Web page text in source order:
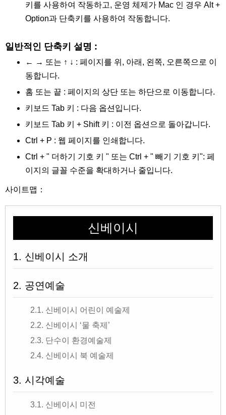
키를 사용하여 작동하고, 운영 체제가 Mac 인 경우 Alt +
Option과 단축키를 사용하여 작동합니다.
일반적인 단축키 설명 :
← → 또는 ↑ ↓ : 페이지를 위, 아래, 왼쪽, 오른쪽으로 이
동합니다.
홈 또는 끝 : 페이지의 상단 또는 하단으로 이동합니다.
키보드 Tab 키 : 다음 옵션입니다.
키보드 Tab 키 + Shift 키 : 이전 옵션으로 돌아갑니다.
Ctrl + P : 웹 페이지를 인쇄합니다.
Ctrl + " 더하기 기호 키 " 또는 Ctrl + " 빼기 기호 키": 페
이지의 글꼴 수준을 확대하거나 줄입니다.
사이트맵：
신베이시
1. 신베이시 소개
2. 공연예술
2.1. 신베이시 어린이 예술제
2.2. 신베이시 ‘물 축제’
2.3. 단수이 환경예술제
2.4. 신베이시 북 예술제
3. 시각예술
3.1. 신베이시 미전